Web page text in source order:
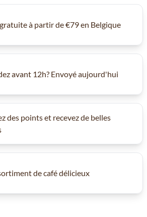
à partir de €79 en Belgique
avant 12h? Envoyé aujourd'hui
des points et recevez de belles
de café délicieux